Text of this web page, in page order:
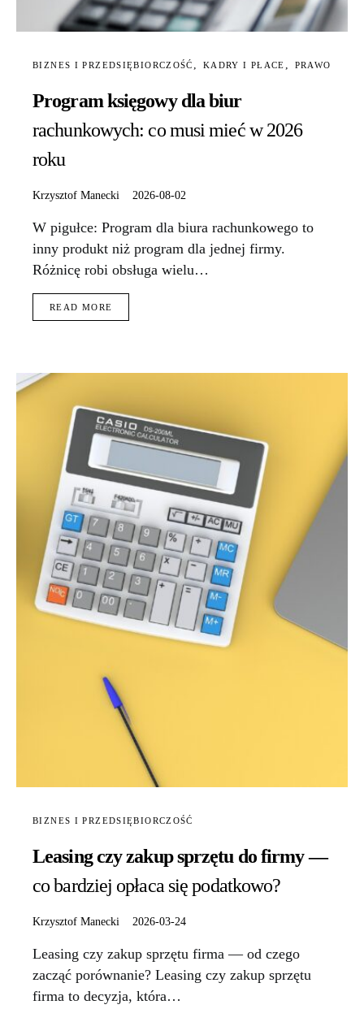
BIZNES I PRZEDSIĘBIORCZOŚĆ KADRY I PŁACE PRAWO
Program księgowy dla biur
rachunkowych: co musi mieć w 2026
roku
Krzysztof Manecki 2026-08-02
W pigułce: Program dla biura rachunkowego to
inny produkt niż program dla jednej firmy.
Różnicę robi obsługa wielu…
READ MORE
BIZNES I PRZEDSIĘBIORCZOŚĆ
Leasing czy zakup sprzętu do firmy —
co bardziej opłaca się podatkowo?
Krzysztof Manecki 2026-03-24
Leasing czy zakup sprzętu firma — od czego
zacząć porównanie? Leasing czy zakup sprzętu
firma to decyzja, która…